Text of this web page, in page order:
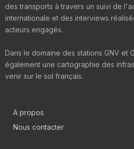
des transports à travers un suivi de
internationale et des interviews
acteurs engagés.
Dans le domaine des stations GNV et
également une cartographie des
venir sur le sol français.
A propos
Nous contacter